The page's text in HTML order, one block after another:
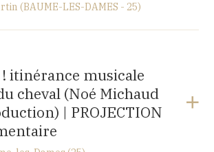
(BAUME-LES-DAMES - 25)
Baume-les-Dames
itinérance musicale
cheval (Noé Michaud
| PROJECTION